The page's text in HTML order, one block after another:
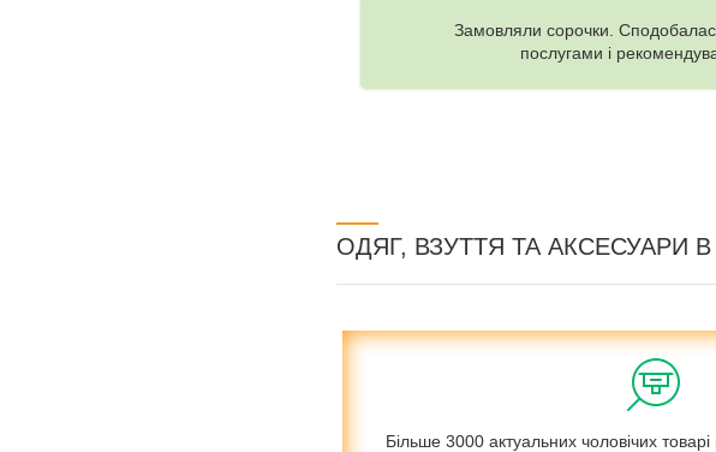
Замовляли сорочки.
послугами і
ОДЯГ, ВЗУТТЯ ТА АКСЕСУАРИ В
Більше 3000 актуальних чоловічих товарі